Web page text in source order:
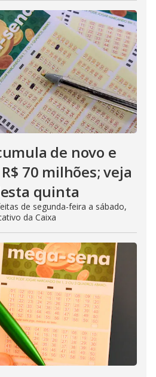
de novo e
70 milhões; veja
quinta
de segunda-feira a sábado,
da Caixa